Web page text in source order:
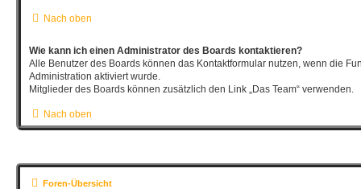
Nach oben
Wie kann ich einen Administrator des Boards kontaktieren?
Alle Benutzer des Boards können das Kontaktformular nutzen, wenn die
Administration aktiviert wurde.
Mitglieder des Boards können zusätzlich den Link „Das Team“ verwenden.
Nach oben
Foren-Übersicht